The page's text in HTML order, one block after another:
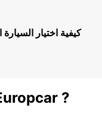
كيفية اختيار
?